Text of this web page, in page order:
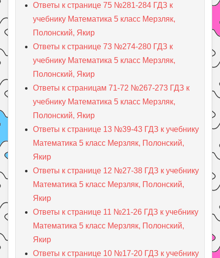
Ответы к странице 75 №281-284 ГДЗ к
учебнику Математика 5 класс Мерзляк,
Полонский, Якир
Ответы к странице 73 №274-280 ГДЗ к
учебнику Математика 5 класс Мерзляк,
Полонский, Якир
Ответы к страницам 71-72 №267-273 ГДЗ к
учебнику Математика 5 класс Мерзляк,
Полонский, Якир
Ответы к странице 13 №39-43 ГДЗ к учебнику
Математика 5 класс Мерзляк, Полонский,
Якир
Ответы к странице 12 №27-38 ГДЗ к учебнику
Математика 5 класс Мерзляк, Полонский,
Якир
Ответы к странице 11 №21-26 ГДЗ к учебнику
Математика 5 класс Мерзляк, Полонский,
Якир
Ответы к странице 10 №17-20 ГДЗ к учебнику